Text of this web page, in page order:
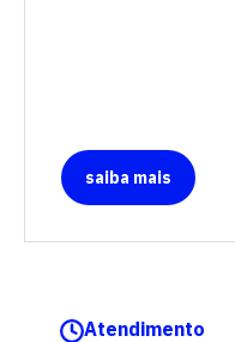
saiba mais
Atendimento